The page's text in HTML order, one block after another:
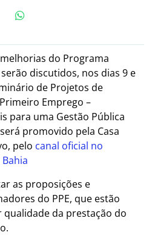
do Programa
discutidos, nos dias 9 e
de Projetos de
Emprego –
para uma Gestão Pública
promovido pela Casa
pelo canal oficial no
as proposições e
do PPE, que estão
da prestação do